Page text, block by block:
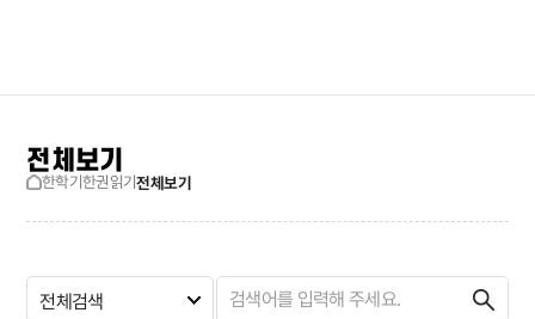
전체보기
한학기한권읽기전체보기
전체검색